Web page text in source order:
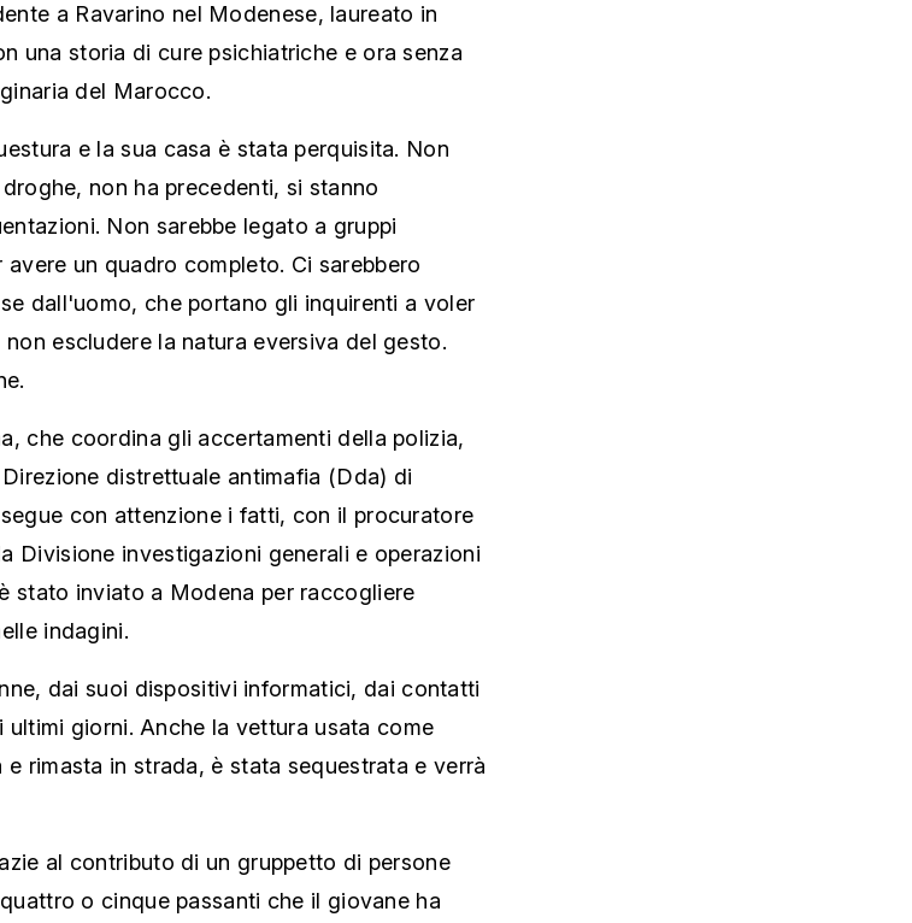
a Ravarino nel Modenese, laureato in
una storia di cure psichiatriche e ora senza
del Marocco.
e la sua casa è stata perquisita. Non
non ha precedenti, si stanno
Non sarebbe legato a gruppi
un quadro completo. Ci sarebbero
dall'uomo, che portano gli inquirenti a voler
escludere la natura eversiva del gesto.
che coordina gli accertamenti della polizia,
distrettuale antimafia (Dda) di
con attenzione i fatti, con il procuratore
Divisione investigazioni generali e operazioni
stato inviato a Modena per raccogliere
indagini.
dai suoi dispositivi informatici, dai contatti
ultimi giorni. Anche la vettura usata come
rimasta in strada, è stata sequestrata e verrà
al contributo di un gruppetto di persone
o cinque passanti che il giovane ha